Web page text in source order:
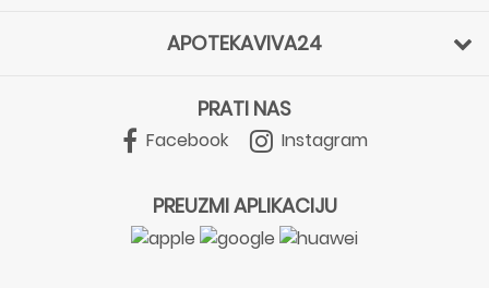
APOTEKAVIVA24
PRATI NAS
Facebook Instagram
PREUZMI APLIKACIJU